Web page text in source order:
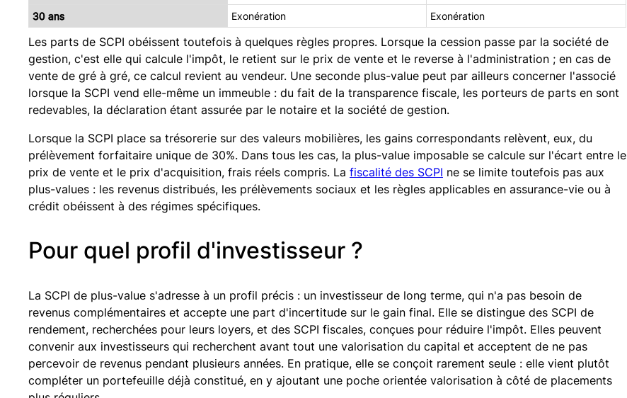
30 ans
Exonération Exonération
Les parts de SCPI obéissent toutefois à quelques règles propres. Lorsque la cession passe par la société de
gestion, c'est elle qui calcule l'impôt, le retient sur le prix de vente et le reverse à l'administration ; en cas de
vente de gré à gré, ce calcul revient au vendeur. Une seconde plus-value peut par ailleurs concerner l'associé
lorsque la SCPI vend elle-même un immeuble : du fait de la transparence fiscale, les porteurs de parts en sont
redevables, la déclaration étant assurée par le notaire et la société de gestion.
Lorsque la SCPI place sa trésorerie sur des valeurs mobilières, les gains correspondants relèvent, eux, du
prélèvement forfaitaire unique de 30%. Dans tous les cas, la plus-value imposable se calcule sur l'écart entre le
prix de vente et le prix d'acquisition, frais réels compris. La fiscalité des SCPI ne se limite toutefois pas aux
plus-values : les revenus distribués, les prélèvements sociaux et les règles applicables en assurance-vie ou à
crédit obéissent à des régimes spécifiques.
Pour quel profil d'investisseur ?
La SCPI de plus-value s'adresse à un profil précis : un investisseur de long terme, qui n'a pas besoin de
revenus complémentaires et accepte une part d'incertitude sur le gain final. Elle se distingue des SCPI de
rendement, recherchées pour leurs loyers, et des SCPI fiscales, conçues pour réduire l'impôt. Elles peuvent
convenir aux investisseurs qui recherchent avant tout une valorisation du capital et acceptent de ne pas
percevoir de revenus pendant plusieurs années. En pratique, elle se conçoit rarement seule : elle vient plutôt
compléter un portefeuille déjà constitué, en y ajoutant une poche orientée valorisation à côté de placements